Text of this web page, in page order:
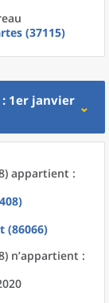
(37115)
: 1er janvier
appartient :
(86066)
n’appartient :